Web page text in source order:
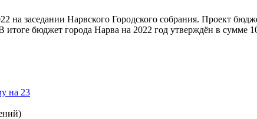
на заседании Нарвского Городского собрания. Проект
бюджет города Нарва на 2022 год утверждён в сумме
на 23
)